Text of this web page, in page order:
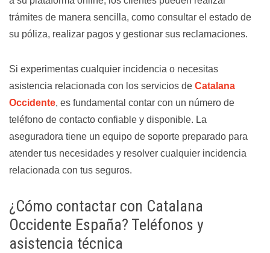
trámites de manera sencilla, como consultar el estado de
su póliza, realizar pagos y gestionar sus reclamaciones.
Si experimentas cualquier incidencia o necesitas
asistencia relacionada con los servicios de Catalana
Occidente, es fundamental contar con un número de
teléfono de contacto confiable y disponible. La
aseguradora tiene un equipo de soporte preparado para
atender tus necesidades y resolver cualquier incidencia
relacionada con tus seguros.
¿Cómo contactar con Catalana
Occidente España? Teléfonos y
asistencia técnica